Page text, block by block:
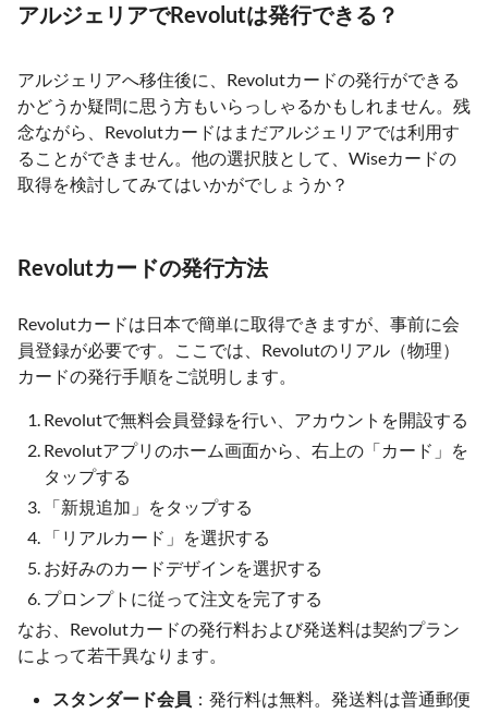
アルジェリアでRevolutは発行できる？
アルジェリアへ移住後に、Revolutカードの発行ができる
かどうか疑問に思う方もいらっしゃるかもしれません。残
念ながら、Revolutカードはまだアルジェリアでは利用す
ることができません。他の選択肢として、Wiseカードの
取得を検討してみてはいかがでしょうか？
Revolutカードの発行方法
Revolutカードは日本で簡単に取得できますが、事前に会
員登録が必要です。ここでは、Revolutのリアル（物理）
カードの発行手順をご説明します。
Revolutで無料会員登録を行い、アカウントを開設する
Revolutアプリのホーム画面から、右上の「カード」を
タップする
「新規追加」をタップする
「リアルカード」を選択する
お好みのカードデザインを選択する
プロンプトに従って注文を完了する
なお、Revolutカードの発行料および発送料は契約プラン
によって若干異なります。
スタンダード会員 ：発行料は無料。発送料は普通郵便